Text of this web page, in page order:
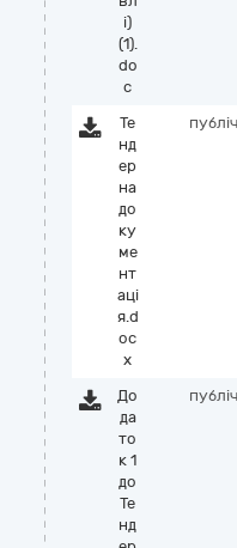
і)
(1).
do
c
Те
нд
ер
на
до
ку
ме
нт
аці
я.d
oc
x
До
да
то
к 1
до
Те
нд